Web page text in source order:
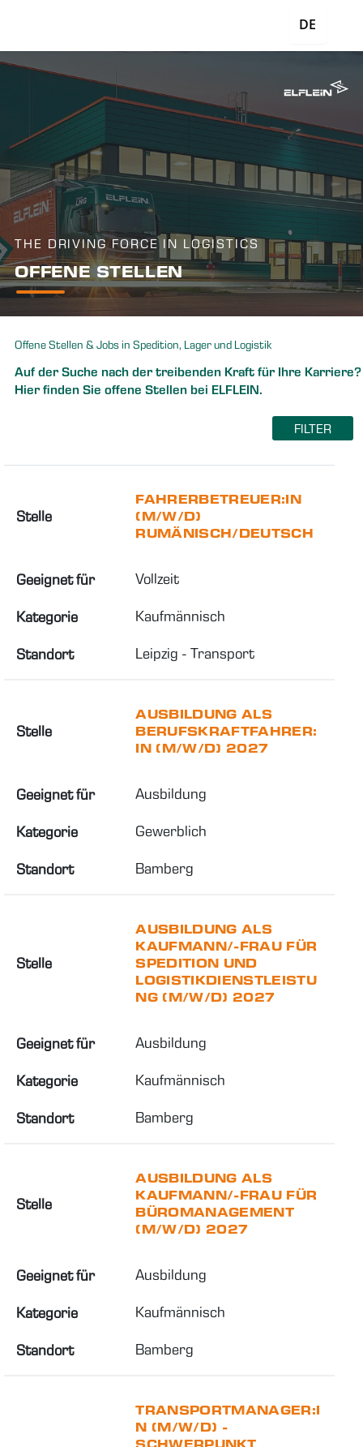
DE
THE DRIVING FORCE IN LOGISTICS
OFFENE STELLEN
Offene Stellen & Jobs in Spedition, Lager und Logistik
Auf der Suche nach der treibenden Kraft für Ihre Karriere?
Hier finden Sie offene Stellen bei ELFLEIN.
FILTER
Stelle
FAHRERBETREUER:IN
(M/W/D)
RUMÄNISCH/DEUTSCH
Geeignet für Vollzeit
Kategorie Kaufmännisch
Standort Leipzig - Transport
Stelle
AUSBILDUNG ALS
BERUFSKRAFTFAHRER:
IN (M/W/D) 2027
Geeignet für Ausbildung
Kategorie Gewerblich
Standort Bamberg
Stelle
AUSBILDUNG ALS
KAUFMANN/-FRAU FÜR
SPEDITION UND
LOGISTIKDIENSTLEISTU
NG (M/W/D) 2027
Geeignet für Ausbildung
Kategorie Kaufmännisch
Standort Bamberg
Stelle
AUSBILDUNG ALS
KAUFMANN/-FRAU FÜR
BÜROMANAGEMENT
(M/W/D) 2027
Geeignet für Ausbildung
Kategorie Kaufmännisch
Standort Bamberg
TRANSPORTMANAGER:I
N (M/W/D) -
SCHWERPUNKT